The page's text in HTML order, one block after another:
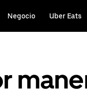
Negocio Uber Eats